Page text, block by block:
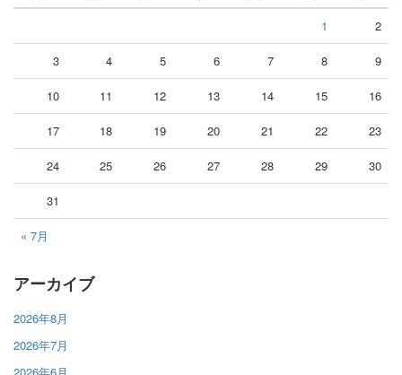
« 7月
1 2
3 4 5 6 7 8 9
10 11 12 13 14 15 16
17 18 19 20 21 22 23
24 25 26 27 28 29 30
31
アーカイブ
2026年8月
2026年7月